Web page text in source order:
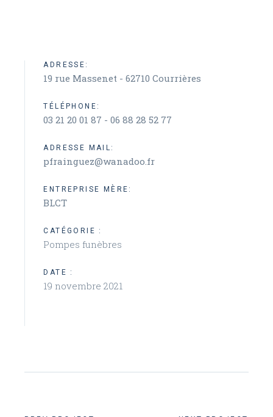
ADRESSE:
19 rue Massenet - 62710 Courrières
TÉLÉPHONE:
03 21 20 01 87 - 06 88 28 52 77
ADRESSE MAIL:
pfrainguez@wanadoo.fr
ENTREPRISE MÈRE:
BLCT
CATÉGORIE :
Pompes funèbres
DATE :
19 novembre 2021